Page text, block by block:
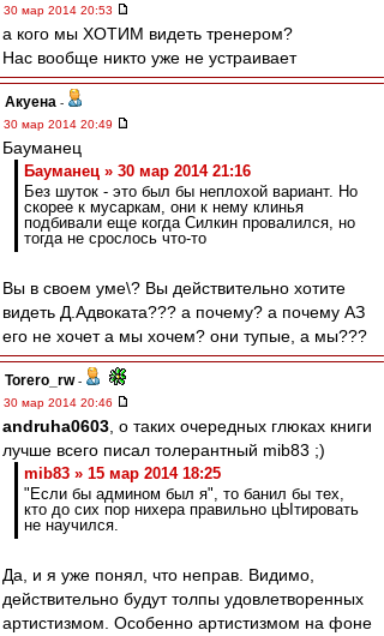
30 мар 2014 20:53
а кого мы ХОТИМ видеть тренером?
Нас вообще никто уже не устраивает
Акуена -
30 мар 2014 20:49
Бауманец
Бауманец » 30 мар 2014 21:16
Без шуток - это был бы неплохой вариант. Но
скорее к мусаркам, они к нему клинья
подбивали еще когда Силкин провалился, но
тогда не срослось что-то
Вы в своем уме\? Вы действительно хотите
видеть Д.Адвоката??? а почему? а почему АЗ
его не хочет а мы хочем? они тупые, а мы???
Torero_rw-
30 мар 2014 20:46
andruha0603 , о таких очередных глюках книги
лучше всего писал толерантный mib83 ;)
mib83 » 15 мар 2014 18:25
"Если бы админом был я", то банил бы тех,
кто до сих пор нихера правильно цЫтировать
не научился.
Да, и я уже понял, что неправ. Видимо,
действительно будут толпы удовлетворенных
артистизмом. Особенно артистизмом на фоне